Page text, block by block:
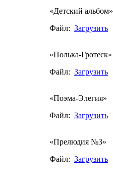
«Детский альбом»
Файл: Загрузить
«Полька-Гротеск»
Файл: Загрузить
«Поэма-Элегия»
Файл: Загрузить
«Прелюдия №3»
Файл: Загрузить